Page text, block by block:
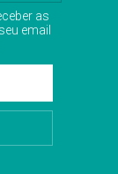
as
email